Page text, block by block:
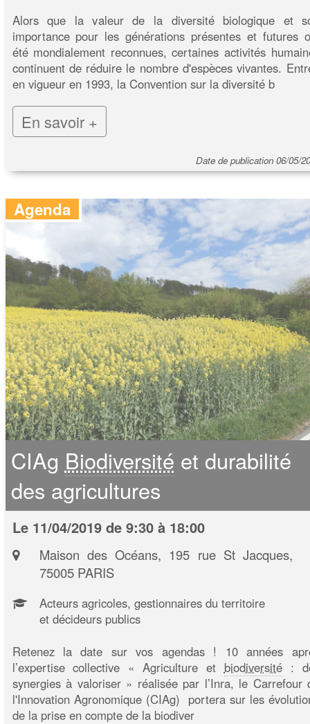
Alors que la valeur de la diversité biologique et
importance pour les générations présentes et futures
été mondialement reconnues, certaines activités
continuent de réduire le nombre d'espèces vivantes.
en vigueur en 1993, la Convention sur la diversité b
En savoir +
Date de publication 06/05/
Agenda
CIAg Biodiversité et durabilité
des agricultures
Le 11/04/2019 de 9:30 à 18:00
Maison des Océans, 195 rue St Jacques,
75005 PARIS
Acteurs agricoles, gestionnaires du territoire
et décideurs publics
Retenez la date sur vos agendas ! 10 années
l’expertise collective « Agriculture et biodiversité:
synergies à valoriser » réalisée par l’Inra, le Carrefour
l'Innovation Agronomique (CIAg) portera sur les
de la prise en compte de la biodiver